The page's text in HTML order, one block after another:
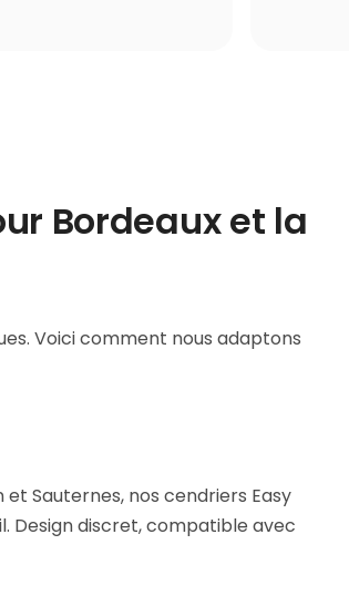
Bordeaux et la
Voici comment nous adaptons
Sauternes, nos cendriers Easy
Design discret, compatible avec